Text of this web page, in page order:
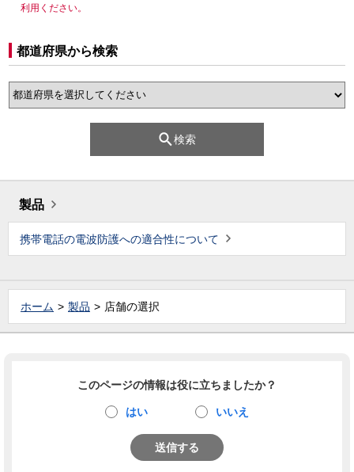
利用ください。
都道府県から検索
検索
製品
携帯電話の電波防護への適合性について
ホーム 製品 店舗の選択
このページの情報は役に立ちましたか？
はい いいえ
送信する